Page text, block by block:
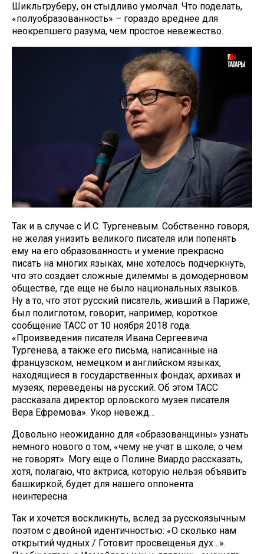
Шикльгруберу, он стыдливо умолчал. Что поделать,
«полуобразованность» – гораздо вреднее для
неокрепшего разума, чем простое невежество.
Так и в случае с И.С. Тургеневым. Собственно говоря,
не желая унизить великого писателя или попенять
ему на его образованность и умение прекрасно
писать на многих языках, мне хотелось подчеркнуть,
что это создает сложные дилеммы в домодерновом
обществе, где еще не было национальных языков.
Ну а то, что этот русский писатель, живший в Париже,
был полиглотом, говорит, например, короткое
сообщение ТАСС от 10 ноября 2018 года:
«Произведения писателя Ивана Сергеевича
Тургенева, а также его письма, написанные на
французском, немецком и английском языках,
находящиеся в государственных фондах, архивах и
музеях, переведены на русский. Об этом ТАСС
рассказала директор орловского музея писателя
Вера Ефремова». Укор невежд…
Довольно неожиданно для «образованщины» узнать
немного нового о том, «чему не учат в школе, о чем
не говорят». Могу еще о Полине Виардо рассказать,
хотя, полагаю, что актриса, которую нельзя объявить
башкиркой, будет для нашего оппонента
неинтересна.
Так и хочется воскликнуть, вслед за русскоязычным
поэтом с двойной идентичностью: «О сколько нам
открытий чудных / Готовит просвещенья дух…».